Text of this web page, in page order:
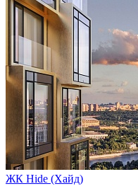
ЖК Hide (Хайд)